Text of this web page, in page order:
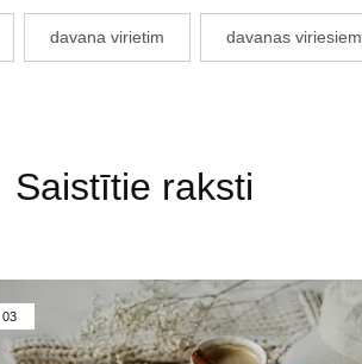
davana virietim davanas viriesiem
Saistītie raksti
03